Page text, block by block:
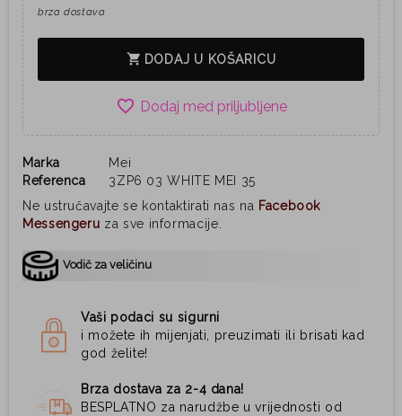
brza dostava
shopping_cart DODAJ U KOŠARICU
favorite_border
Marka
Mei
Referenca
3ZP6 03 WHITE MEI 35
Ne ustručavajte se kontaktirati nas na Facebook
Messengeru za sve informacije.
Vodič za veličinu
Vaši podaci su sigurni
i možete ih mijenjati, preuzimati ili brisati kad
god želite!
Brza dostava za 2-4 dana!
BESPLATNO za narudžbe u vrijednosti od